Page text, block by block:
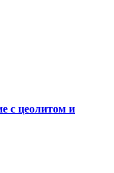
с цеолитом и